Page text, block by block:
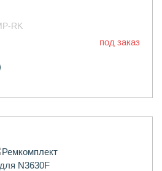
RK
под заказ